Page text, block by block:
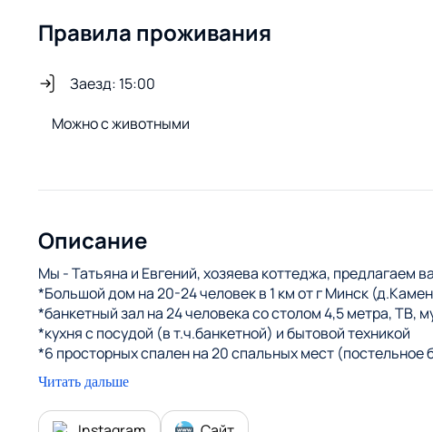
Правила проживания
Заезд: 15:00
Можно с животными
Описание
Мы - Татьяна и Евгений, хозяева коттеджа, предлагаем
*Большой дом на 20-24 человек в 1 км от г Минск
*банкетный зал на 24 человека со столом 4,5 метра, ТВ,
*кухня с посудой (в т.ч.банкетной) и бытовой техникой
*6 просторных спален на 20 спальных мест
*Всего 4 санузла в доме
*оборудованное место для жарки шашлыка под большим
*услуги повара под заказ
Читать дальше